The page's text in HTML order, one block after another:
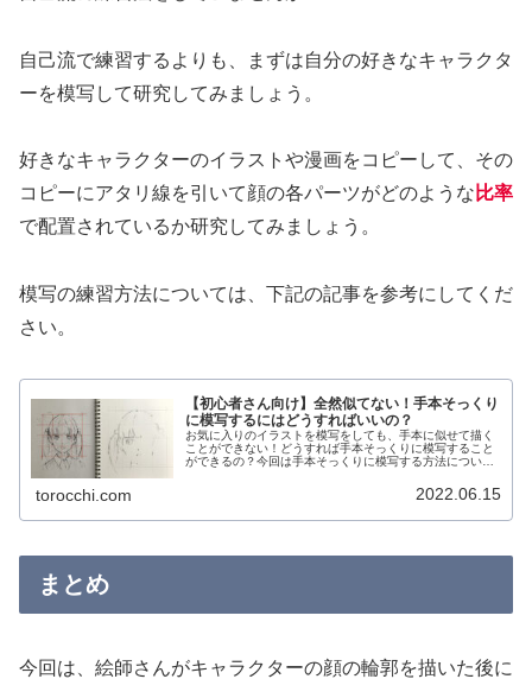
自己流で練習するよりも、まずは自分の好きなキャラクタ
ーを模写して研究してみましょう。
好きなキャラクターのイラストや漫画をコピーして、その
コピーにアタリ線を引いて顔の各パーツがどのような 比率
で配置されているか研究してみましょう。
模写の練習方法については、下記の記事を参考にしてくだ
さい。
【初心者さん向け】全然似てない！手本そっくり
に模写するにはどうすればいいの？
お気に入りのイラストを模写をしても、手本に似せて描く
ことができない！どうすれば手本そっくりに模写すること
ができるの？今回は手本そっくりに模写する方法につい
torocchi.com 2022.06.15
まとめ
今回は、 絵師さんがキャラクターの顔の輪郭を描いた後に